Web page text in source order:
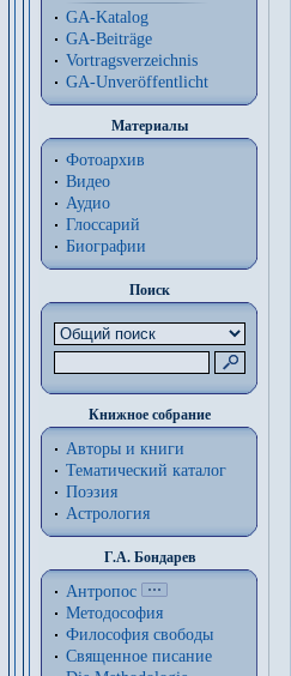
GA-Katalog
GA-Beiträge
Vortragsverzeichnis
GA-Unveröffentlicht
Материалы
Фотоархив
Видео
Аудио
Глоссарий
Биографии
Поиск
Книжное собрание
Авторы и книги
Тематический каталог
Поэзия
Астрология
Г.А. Бондарев
Антропос
Методософия
Философия cвободы
Священное писание